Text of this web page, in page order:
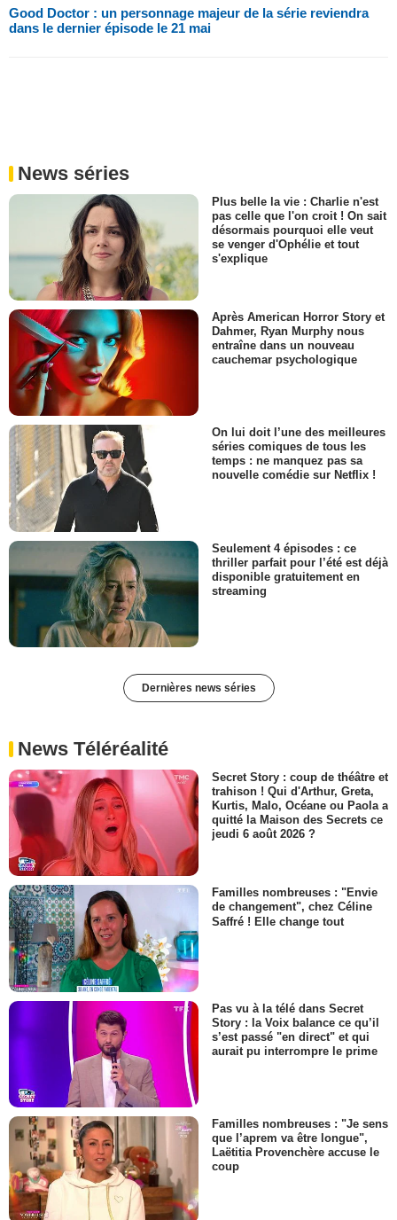
Good Doctor : un personnage majeur de la série reviendra
dans le dernier épisode le 21 mai
News séries
Plus belle la vie : Charlie n'est
pas celle que l'on croit ! On sait
désormais pourquoi elle veut
se venger d'Ophélie et tout
s'explique
Après American Horror Story et
Dahmer, Ryan Murphy nous
entraîne dans un nouveau
cauchemar psychologique
On lui doit l’une des meilleures
séries comiques de tous les
temps : ne manquez pas sa
nouvelle comédie sur Netflix !
Seulement 4 épisodes : ce
thriller parfait pour l’été est déjà
disponible gratuitement en
streaming
Dernières news séries
News Téléréalité
Secret Story : coup de théâtre et
trahison ! Qui d'Arthur, Greta,
Kurtis, Malo, Océane ou Paola a
quitté la Maison des Secrets ce
jeudi 6 août 2026 ?
Familles nombreuses : "Envie
de changement", chez Céline
Saffré ! Elle change tout
Pas vu à la télé dans Secret
Story : la Voix balance ce qu’il
s’est passé "en direct" et qui
aurait pu interrompre le prime
Familles nombreuses : "Je sens
que l’aprem va être longue",
Laëtitia Provenchère accuse le
coup